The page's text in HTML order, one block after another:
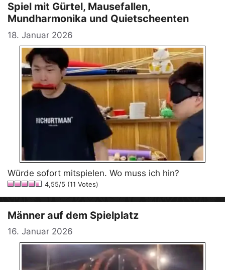
Spiel mit Gürtel, Mausefallen,
Mundharmonika und Quietscheenten
18. Januar 2026
Würde sofort mitspielen. Wo muss ich hin?
4,55/5 (11 Votes)
Männer auf dem Spielplatz
16. Januar 2026